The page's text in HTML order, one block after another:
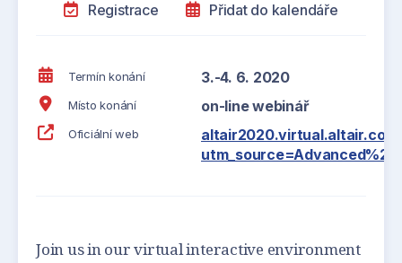
Registrace Přidat do kalendáře
Termín konání 3.-4. 6. 2020
Místo konání on-line webinář
Oficiální web
Join us in our virtual interactive environment